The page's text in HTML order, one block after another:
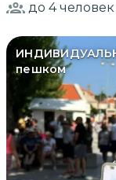
до 4человек
пешком